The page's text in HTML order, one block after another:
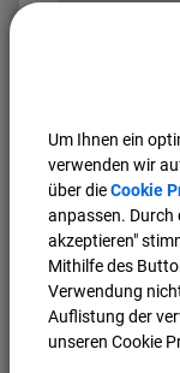
Bitte
Um Ihnen ein
verwenden wir
über dieCookie
anpassen. Durch
akzeptieren"
Mithilfe des
Verwendung
Auflistung der
unseren Cookie